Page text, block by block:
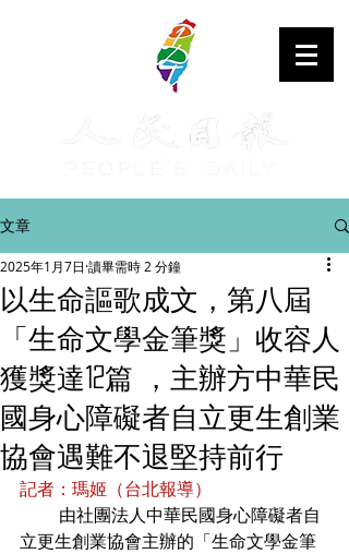
文章
以生命謳歌成文，第八屆
「生命文學金筆獎」收容人
獲獎達12篇 ，主辦方中華民
國身心障礙者自立更生創業
協會遇難不退堅持前行
2025年1月7日 讀畢需時 2 分鐘
記者：瑪姬（台北報導）
由社團法人中華民國身心障礙者自
立更生創業協會主辦的「生命文學金筆